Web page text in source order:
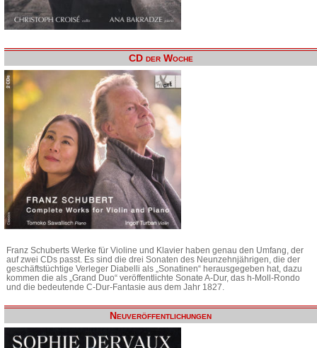
CD der Woche
Franz Schuberts Werke für Violine und Klavier haben genau den Umfang, der
auf zwei CDs passt. Es sind die drei Sonaten des Neunzehnjährigen, die der
geschäftstüchtige Verleger Diabelli als „Sonatinen“ herausgegeben hat, dazu
kommen die als „Grand Duo“ veröffentlichte Sonate A-Dur, das h-Moll-Rondo
und die bedeutende C-Dur-Fantasie aus dem Jahr 1827.
Neuveröffentlichungen